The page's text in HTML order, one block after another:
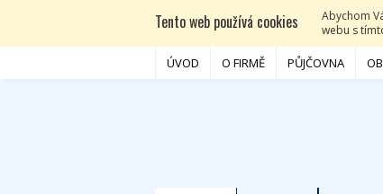
Tento web používá cookies
Abychom
webu s
ÚVOD O FIRMĚ PŮJČOVNA